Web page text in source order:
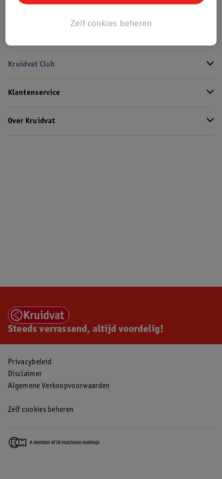
Kruidvat Club
Klantenservice
Over Kruidvat
Steeds verrassend, altijd voordelig!
Privacybeleid
Disclaimer
Algemene Verkoopvoorwaarden
Zelf cookies beheren
Zelf cookies beheren